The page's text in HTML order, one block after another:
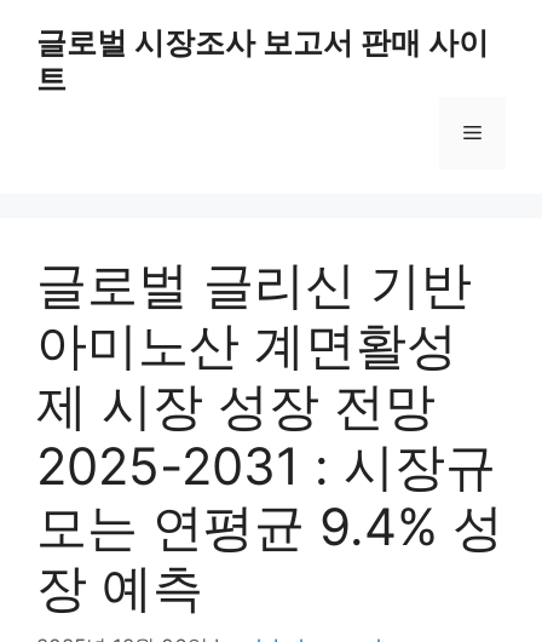
content
글로벌 시장조사 보고서 판매 사이
트
Menu
글로벌 글리신 기반
아미노산 계면활성
제 시장 성장 전망
2025-2031 : 시장규
모는 연평균 9.4% 성
장 예측